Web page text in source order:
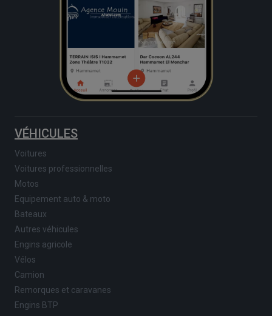
VÉHICULES
Voitures
Voitures professionnelles
Motos
Equipement auto & moto
Bateaux
Autres véhicules
Engins agricole
Vélos
Camion
Remorques et caravanes
Engins BTP